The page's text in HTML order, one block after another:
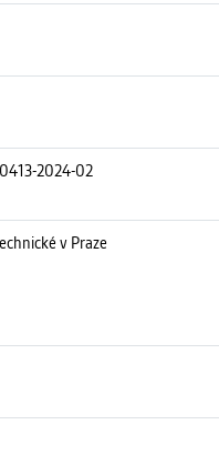
2024-02
v Praze